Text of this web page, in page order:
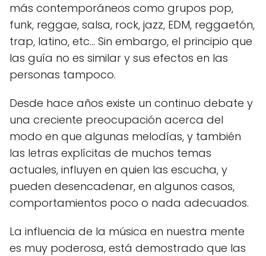
más contemporáneos como grupos pop,
funk, reggae, salsa, rock, jazz, EDM, reggaetón,
trap, latino, etc... Sin embargo, el principio que
las guía no es similar y sus efectos en las
personas tampoco.
Desde hace años existe un continuo debate y
una creciente preocupación acerca del
modo en que algunas melodías, y también
las letras explícitas de muchos temas
actuales, influyen en quien las escucha, y
pueden desencadenar, en algunos casos,
comportamientos poco o nada adecuados.
La influencia de la música en nuestra mente
es muy poderosa, está demostrado que las